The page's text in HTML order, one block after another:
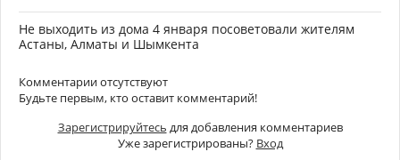
Не выходить из дома 4 января посоветовали жителям
Астаны, Алматы и Шымкента
Комментарии отсутствуют
Будьте первым, кто оставит комментарий!
Зарегистрируйтесь для добавления комментариев
Уже зарегистрированы? Вход